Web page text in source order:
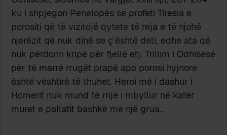
ku i shpjegon Penelopës se profeti Tiresia e
porositi që të vizitojë qytete të reja e të njohë
njerëzit që nuk dinë se ç’është deti, edhe ata që
nuk përdorin kripë për fjellë etj. Trillim i Odhisesë
për të marrë rrugët prapë apo porosi hyjnore
është vështirë të thuhet. Heroi më i dashur i
Homerit nuk mund të rrijë i mbyllur në katër
muret e pallatit bashkë me një grua…